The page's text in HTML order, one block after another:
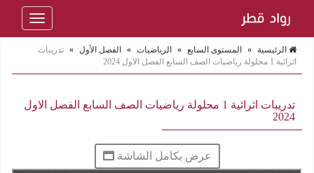
Toggle
الرئيسية » المستوى السابع » الرياضيات » الفصل الأول » تدريبات
اثرائية 1 محلولة رياضيات الصف السابع الفصل الاول 2024
تدريبات اثرائية 1 محلولة رياضيات الصف السابع الفصل الاول
2024
عرض بكامل الشاشة